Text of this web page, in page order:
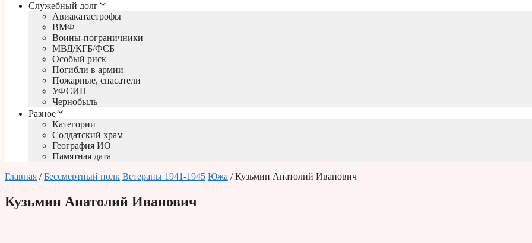
Служебный долг
Авиакатастрофы
ВМФ
Воины-пограничники
МВД/КГБ/ФСБ
Особый риск
Погибли в армии
Пожарные, спасатели
УФСИН
Чернобыль
Разное
Категории
Солдатский храм
География ИО
Памятная дата
Главная /Бессмертный полк Ветераны 1941-1945 Южа / Кузьмин Анатолий Иванович
Кузьмин Анатолий Иванович